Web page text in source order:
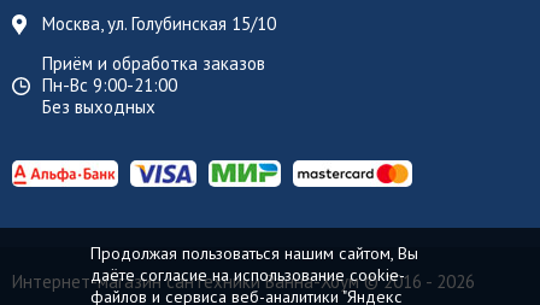
Москва, ул. Голубинская 15/10
Приём и обработка заказов
Пн-Вс 9:00-21:00
Без выходных
Интернет-магазин сантехники Ванна-Хоум© 2016 - 2026
Продолжая пользоваться нашим сайтом, Вы
даёте согласие на использование cookie-
файлов и сервиса веб-аналитики "Яндекс